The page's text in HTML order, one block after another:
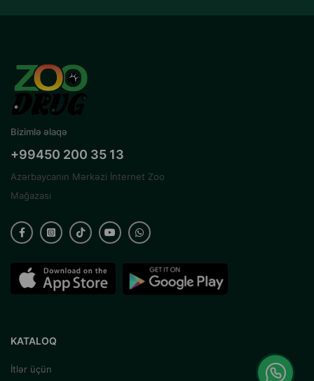
Bizimlə əlaqə
+99450 200 35 13
Azərbaycanın Mərkəzi İnternet Zoo
Mağazası
KATALOQ
İtlər üçün